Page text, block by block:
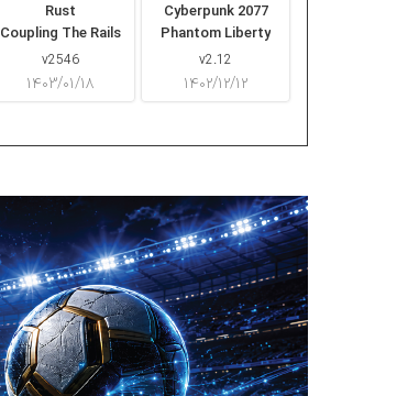
Rust
Coupling The Rails
v2546
۱۴۰۳/۰۱/۱۸
Cyberpunk 2077
Phantom Liberty
v2.12
۱۴۰۲/۱۲/۱۲